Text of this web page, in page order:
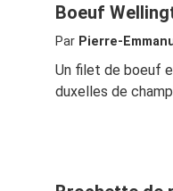
Boeuf
Par Pierre-
Un filet de boeuf
duxelles de